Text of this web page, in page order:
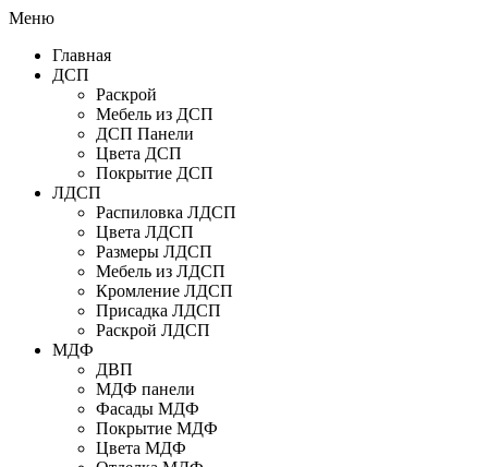
Меню
Главная
ДСП
Раскрой
Мебель из ДСП
ДСП Панели
Цвета ДСП
Покрытие ДСП
ЛДСП
Распиловка ЛДСП
Цвета ЛДСП
Размеры ЛДСП
Мебель из ЛДСП
Кромление ЛДСП
Присадка ЛДСП
Раскрой ЛДСП
МДФ
ДВП
МДФ панели
Фасады МДФ
Покрытие МДФ
Цвета МДФ